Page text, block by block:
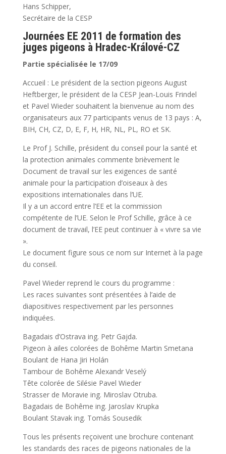
Hans Schipper,
Secrétaire de la CESP
Journées EE 2011 de formation des
juges pigeons à Hradec-Králové-CZ
Partie spécialisée le 17/09
Accueil : Le président de la section pigeons August
Heftberger, le président de la CESP Jean-Louis Frindel
et Pavel Wieder souhaitent la bienvenue au nom des
organisateurs aux 77 participants venus de 13 pays : A,
BIH, CH, CZ, D, E, F, H, HR, NL, PL, RO et SK.
Le Prof J. Schille, président du conseil pour la santé et
la protection animales commente brièvement le
Document de travail sur les exigences de santé
animale pour la participation d’oiseaux à des
expositions internationales dans l’UE.
Il y a un accord entre l’EE et la commission
compétente de l’UE. Selon le Prof Schille, grâce à ce
document de travail, l’EE peut continuer à « vivre sa vie
».
Le document figure sous ce nom sur Internet à la page
du conseil.
Pavel Wieder reprend le cours du programme :
Les races suivantes sont présentées à l’aide de
diapositives respectivement par les personnes
indiquées.
Bagadais d’Ostrava ing. Petr Gajda.
Pigeon à ailes colorées de Bohême Martin Smetana
Boulant de Hana Jiri Holán
Tambour de Bohême Alexandr Veselý
Tête colorée de Silésie Pavel Wieder
Strasser de Moravie ing. Miroslav Otruba.
Bagadais de Bohême ing. Jaroslav Krupka
Boulant Stavak ing. Tomás Sousedik
Tous les présents reçoivent une brochure contenant
les standards des races de pigeons nationales de la